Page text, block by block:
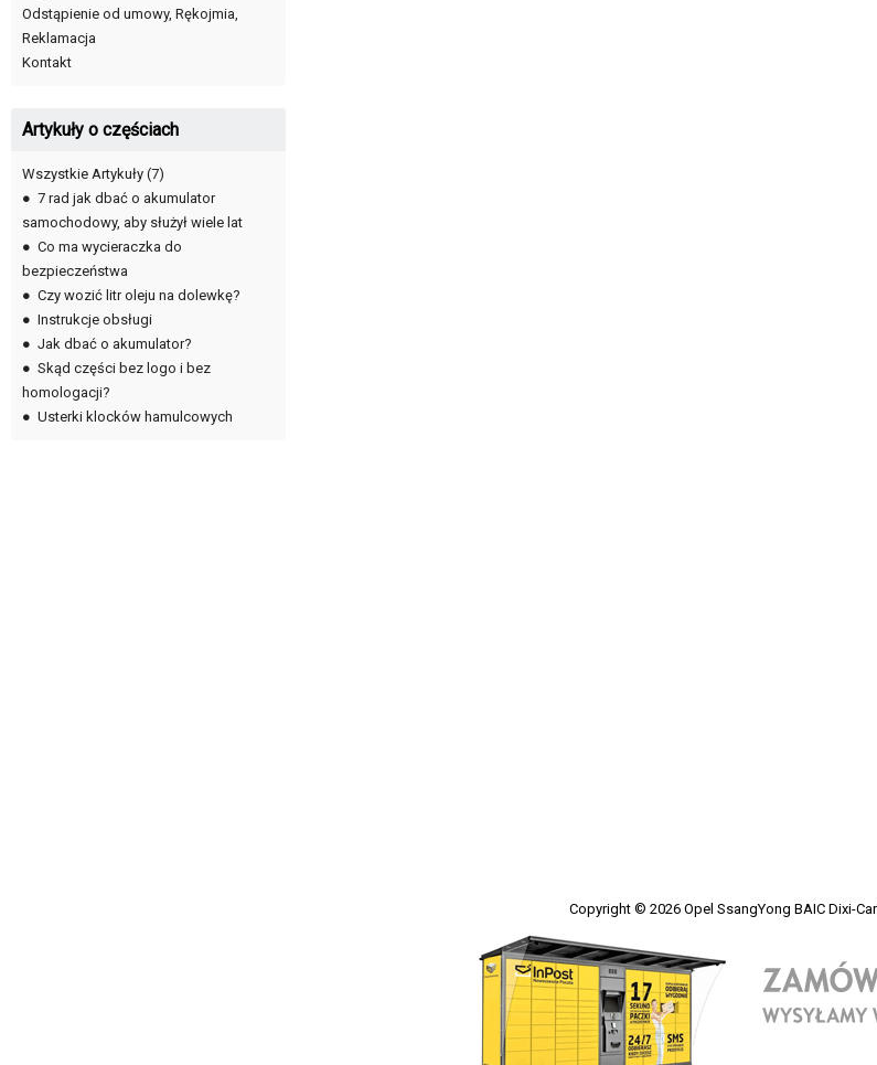
Odstąpienie od umowy, Rękojmia,
Reklamacja
Kontakt
Artykuły o częściach
Wszystkie Artykuły (7)
● 7 rad jak dbać o akumulator
samochodowy, aby służył wiele lat
● Co ma wycieraczka do
bezpieczeństwa
● Czy wozić litr oleju na dolewkę?
● Instrukcje obsługi
● Jak dbać o akumulator?
● Skąd części bez logo i bez
homologacji?
● Usterki klocków hamulcowych
Copyright © 2026 Opel SsangYong BAIC Dixi-